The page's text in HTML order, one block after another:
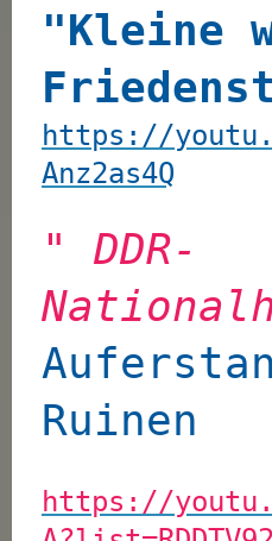
"Kleine
https://
Anz2as4Q
" DDR-
Ruinen
https://